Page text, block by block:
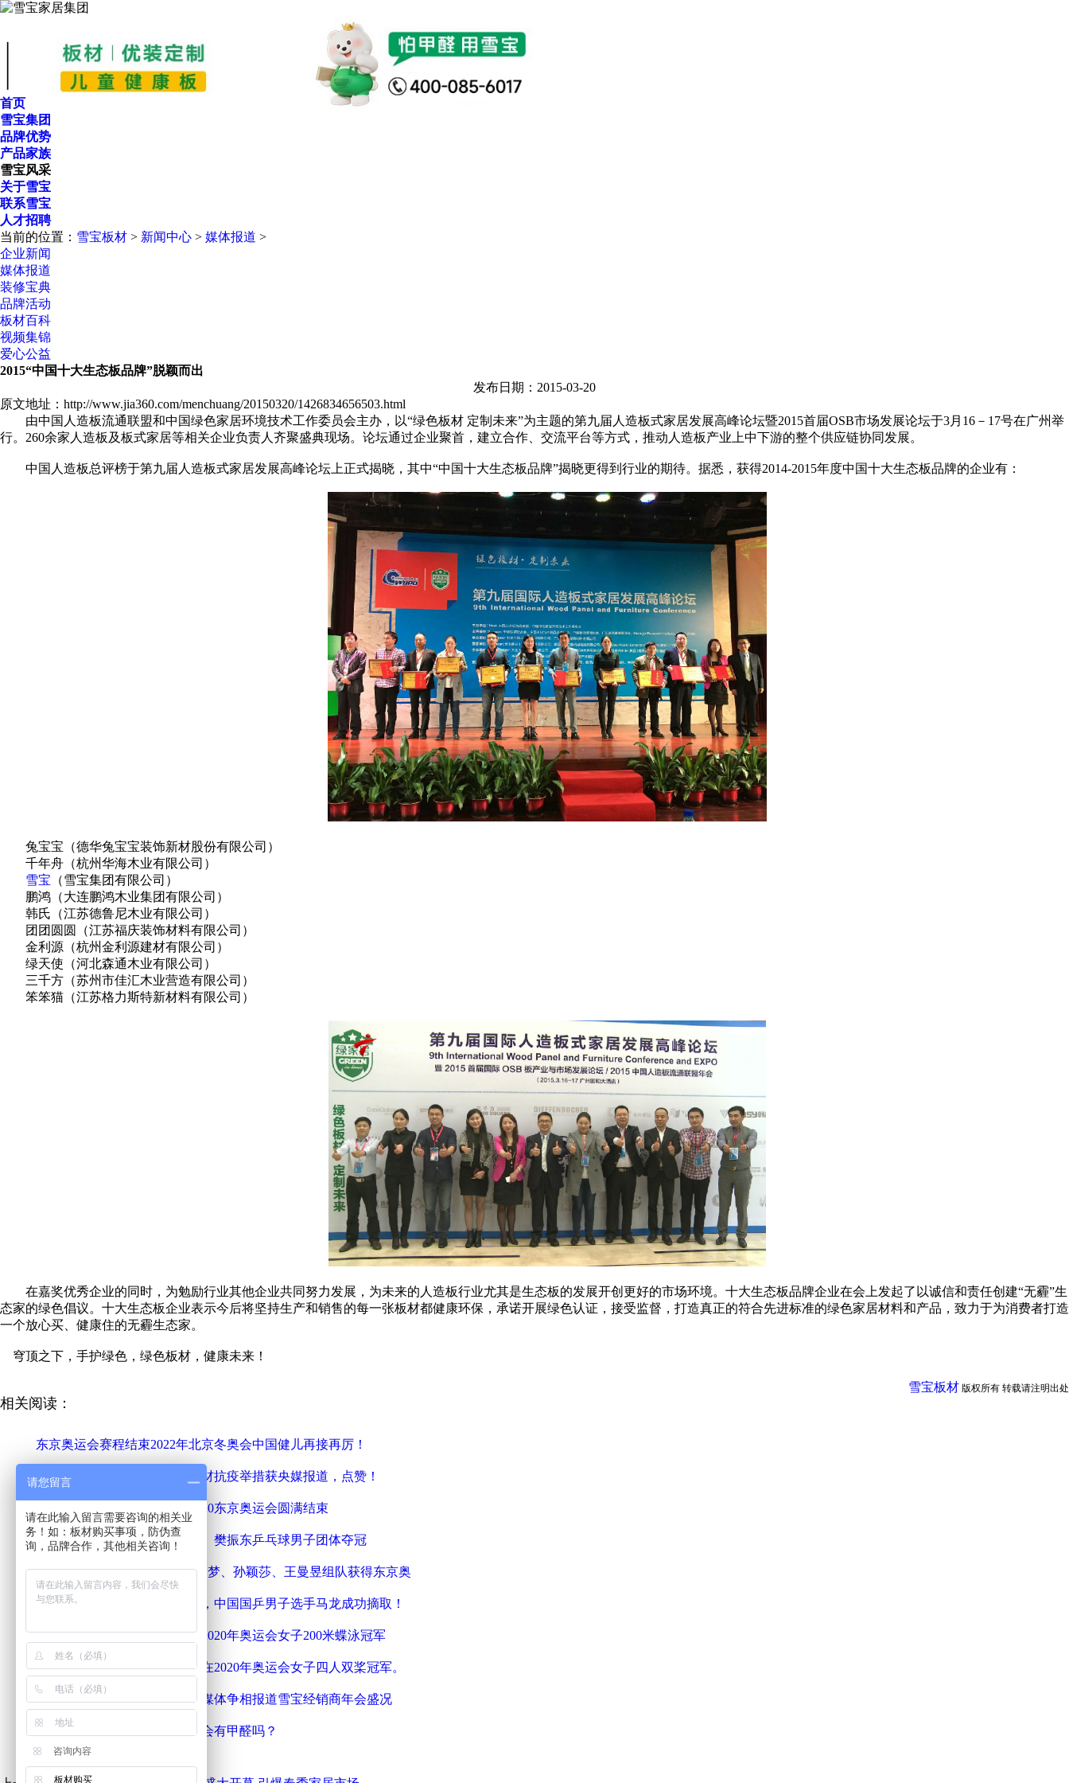
首页
雪宝集团
品牌优势
产品家族
雪宝风采
关于雪宝
联系雪宝
人才招聘
当前的位置： 雪宝板材 > 新闻中心 > 媒体报道 >
企业新闻
媒体报道
装修宝典
品牌活动
板材百科
视频集锦
爱心公益
2015“中国十大生态板品牌”脱颖而出
发布日期：2015-03-20
原文地址：http://www.jia360.com/menchuang/20150320/1426834656503.html
由中国人造板流通联盟和中国绿色家居环境技术工作委员会主办，以“绿色板材 定制未来”为主题的第九届人造板式家居发展高峰论坛暨2015首届OSB市场发展论坛于3月16－17号在广州举
行。260余家人造板及板式家居等相关企业负责人齐聚盛典现场。论坛通过企业聚首，建立合作、交流平台等方式，推动人造板产业上中下游的整个供应链协同发展。
中国人造板总评榜于第九届人造板式家居发展高峰论坛上正式揭晓，其中“中国十大生态板品牌”揭晓更得到行业的期待。据悉，获得2014-2015年度中国十大生态板品牌的企业有：
兔宝宝（德华兔宝宝装饰新材股份有限公司）
千年舟（杭州华海木业有限公司）
雪宝 （雪宝集团有限公司）
鹏鸿（大连鹏鸿木业集团有限公司）
韩氏（江苏德鲁尼木业有限公司）
团团圆圆（江苏福庆装饰材料有限公司）
金利源（杭州金利源建材有限公司）
绿天使（河北森通木业有限公司）
三千方（苏州市佳汇木业营造有限公司）
笨笨猫（江苏格力斯特新材料有限公司）
在嘉奖优秀企业的同时，为勉励行业其他企业共同努力发展，为未来的人造板行业尤其是生态板的发展开创更好的市场环境。十大生态板品牌企业在会上发起了以诚信和责任创建“无霾”生
态家的绿色倡议。十大生态板企业表示今后将坚持生产和销售的每一张板材都健康环保，承诺开展绿色认证，接受监督，打造真正的符合先进标准的绿色家居材料和产品，致力于为消费者打造
一个放心买、健康住的无霾生态家。
穹顶之下，手护绿色，绿色板材，健康未来！
雪宝板材 版权所有 转载请注明出处
相关阅读：
东京奥运会赛程结束2022年北京冬奥会中国健儿再接再厉！
中国板材十大国家品牌雪宝板材抗疫举措获央媒报道，点赞！
中国代表队获得88枚奖牌，2020东京奥运会圆满结束
中国乒乓球男团贺马龙、许昕、樊振东乒乓球男子团体夺冠
中国女乒完成奥运会4连冠，陈梦、孙颖莎、王曼昱组队获得东京奥
2020东京奥运会中国队第19金，中国国乒男子选手马龙成功摘取！
中国军团第13金，张雨霏获得2020年奥运会女子200米蝶泳冠军
雪宝板材祝贺中国奥运代表队在2020年奥运会女子四人双桨冠军。
板材十大品牌雪宝火了！全国媒体争相报道雪宝经销商年会盛况
阻燃板十大名牌：饰面阻燃板会有甲醛吗？
请您留言
请在此输入留言需要咨询的相关业
务！如：板材购买事项，防伪查
询，品牌合作，其他相关咨询！
咨询内容
板材购买